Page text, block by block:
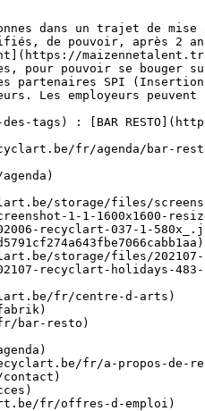
dans un trajet de
de pouvoir, après
pour pouvoir se bouger
partenaires SPI
Les employeurs
1-1-1600x1600-
recyclart-037-1-
storage/files/202107-
recyclart-holidays-483-
bar-resto)
fr/a-propos-de-
fr/offres-d-emploi)